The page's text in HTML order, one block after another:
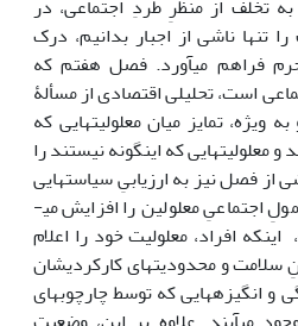
تخلف از منظرِ طردِ اجتماعی، در
تنها ناشی از اجبار بدانیم، درک
فراهم می­آورد. فصل هفتم که
است، تحلیلی اقتصادی از مسألۀ
تمایز میان معلولیت­هایی که
معلولیت­هایی که این­گونه نیستند را
از فصل نیز به ارزیابیِ سیاست­هایی
اجتماعیِ معلولین را افزایش می­
افراد، معلولیت خود را اعلام
سلامت و محدودیت­های کارکردی­شان
و انگیزه­هایی که توسط چارچوب­های